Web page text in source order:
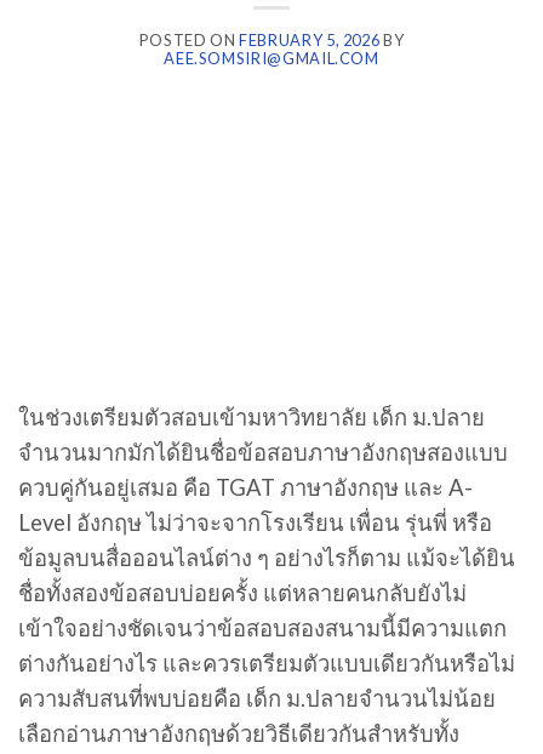
POSTED ONFEBRUARY 5, 2026BY
AEE.SOMSIRI@GMAIL.COM
ในช่วงเตรียมตัวสอบเข้ามหาวิทยาลัย เด็ก ม.ปลาย
จำนวนมากมักได้ยินชื่อข้อสอบภาษาอังกฤษสองแบบ
ควบคู่กันอยู่เสมอ คือ TGAT ภาษาอังกฤษ และ A-
Level อังกฤษ ไม่ว่าจะจากโรงเรียน เพื่อน รุ่นพี่ หรือ
ข้อมูลบนสื่อออนไลน์ต่าง ๆ อย่างไรก็ตาม แม้จะได้ยิน
ชื่อทั้งสองข้อสอบบ่อยครั้ง แต่หลายคนกลับยังไม่
เข้าใจอย่างชัดเจนว่าข้อสอบสองสนามนี้มีความแตก
ต่างกันอย่างไร และควรเตรียมตัวแบบเดียวกันหรือไม่
ความสับสนที่พบบ่อยคือ เด็ก ม.ปลายจำนวนไม่น้อย
เลือกอ่านภาษาอังกฤษด้วยวิธีเดียวกันสำหรับทั้ง